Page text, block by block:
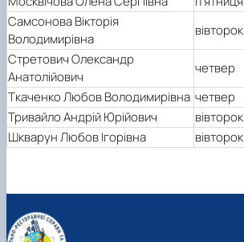
Самсонова Вікторія
Володимирівна
вівторок
Стретович Олександр
Анатолійович
четвер
Ткаченко Любов Володимирівна четвер
Тривайло Андрій Юрійович
вівторок
Шкварун Любов Ігорівна
вівторок